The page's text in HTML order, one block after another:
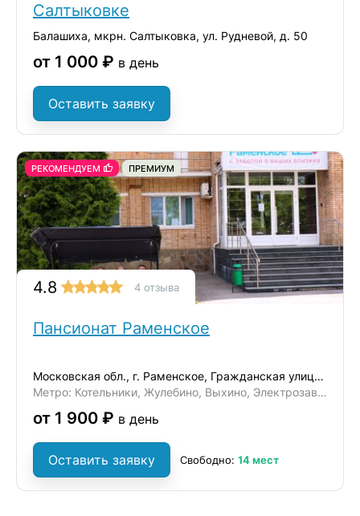
Салтыковке
Балашиха, мкрн. Салтыковка, ул. Рудневой, д. 50
от 1 000 ₽ в день
Оставить заявку
РЕКОМЕНДУЕМ ПРЕМИУМ
4.8 4 отзыва
Пансионат Раменское
Московская обл., г. Раменское, Гражданская улица, 47
Метро: Котельники, Жулебино, Выхино, Электрозаводская, Комсомольская
от 1 900 ₽ в день
Оставить заявку Свободно: 14 мест